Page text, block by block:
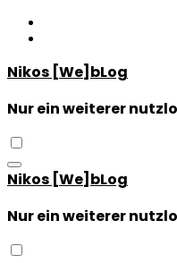
Zum
Inhalt
Nikos [We]bLog
Nur ein weiterer
Nikos [We]bLog
Nur ein weiterer